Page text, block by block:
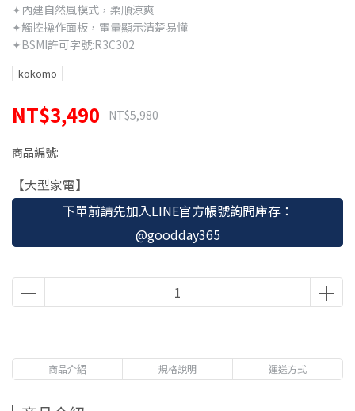
✦內建自然風模式，柔順涼爽
✦觸控操作面板，電量顯示清楚易懂
✦BSMI許可字號:R3C302
kokomo
NT$3,490 NT$5,980
商品編號:
【大型家電】
下單前請先加入LINE官方帳號詢問庫存：
@goodday365
商品介紹 規格說明 運送方式